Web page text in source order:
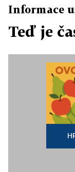
Informace
Teď je